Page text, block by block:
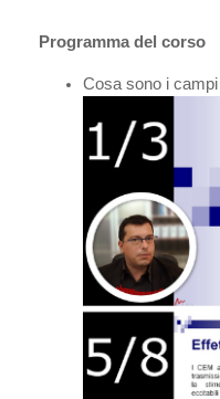
Programma del corso
Cosa sono i